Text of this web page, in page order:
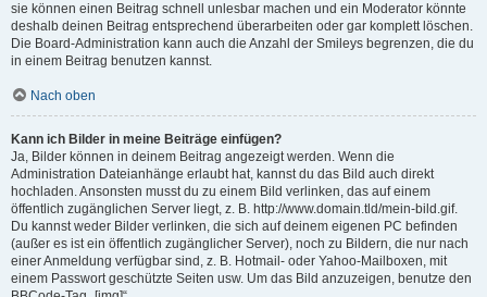
sie können einen Beitrag schnell unlesbar machen und ein Moderator könnte
deshalb deinen Beitrag entsprechend überarbeiten oder gar komplett löschen.
Die Board-Administration kann auch die Anzahl der Smileys begrenzen, die du
in einem Beitrag benutzen kannst.
Nach oben
Kann ich Bilder in meine Beiträge einfügen?
Ja, Bilder können in deinem Beitrag angezeigt werden. Wenn die
Administration Dateianhänge erlaubt hat, kannst du das Bild auch direkt
hochladen. Ansonsten musst du zu einem Bild verlinken, das auf einem
öffentlich zugänglichen Server liegt, z. B. http://www.domain.tld/mein-bild.gif.
Du kannst weder Bilder verlinken, die sich auf deinem eigenen PC befinden
(außer es ist ein öffentlich zugänglicher Server), noch zu Bildern, die nur nach
einer Anmeldung verfügbar sind, z. B. Hotmail- oder Yahoo-Mailboxen, mit
einem Passwort geschützte Seiten usw. Um das Bild anzuzeigen, benutze den